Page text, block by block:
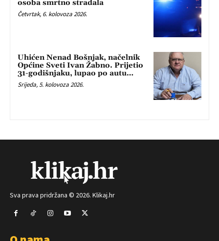
osoba smrtno stradala
Četvrtak, 6. kolovoza 2026.
Uhićen Nenad Bošnjak, načelnik
Općine Sveti Ivan Žabno. Prijetio
31-godišnjaku, lupao po autu…
Srijeda, 5. kolovoza 2026.
Sva prava pridržana © 2026. Klikaj.hr